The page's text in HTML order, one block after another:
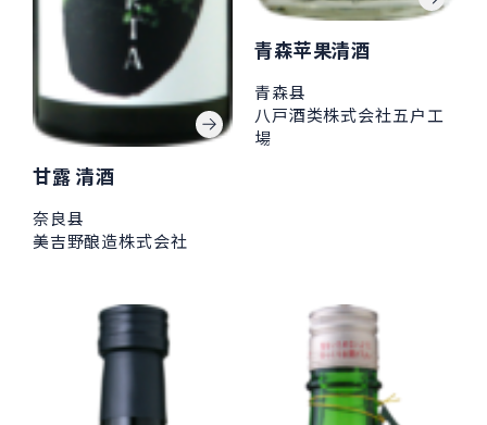
甘露 清酒
奈良县
美吉野酿造株式会社
青森苹果清酒
青森县
八戸酒类株式会社五户工
場